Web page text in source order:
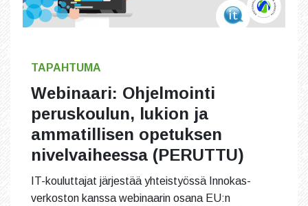
TAPAHTUMA
Webinaari: Ohjelmointi
peruskoulun, lukion ja
ammatillisen opetuksen
nivelvaiheessa (PERUTTU)
IT-kouluttajat järjestää yhteistyössä Innokas-
verkoston kanssa webinaarin osana EU:n